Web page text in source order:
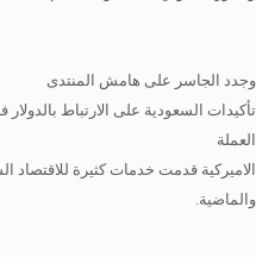
وجدد الجاسر على هامش المنتدى
تأكيدات السعودية على الارتباط بالدولار
العملة
الاميركية قدمت خدمات كثيرة للاقتصاد
والماضية.